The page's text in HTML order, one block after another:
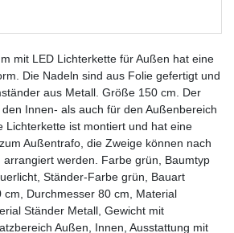
mit LED Lichterkette für Außen hat eine
Die Nadeln sind aus Folie gefertigt und
aus Metall. Größe 150 cm. Der
Innen- als auch für den Außenbereich
Lichterkette ist montiert und hat eine
Außentrafo, die Zweige können nach
arrangiert werden. Farbe grün, Baumtyp
Ständer-Farbe grün, Bauart
cm, Durchmesser 80 cm, Material
Ständer Metall, Gewicht mit
Außen, Innen, Ausstattung mit